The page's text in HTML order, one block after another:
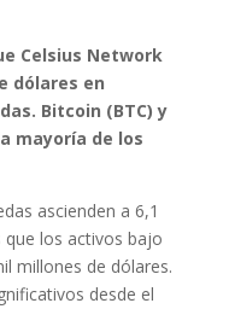
Celsius Network
dólares en
Bitcoin (BTC) y
mayoría de los
ascienden a 6,1
los activos bajo
millones de dólares.
desde el